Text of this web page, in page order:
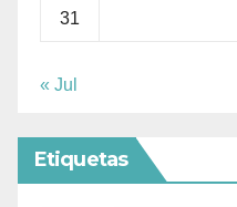
31
« Jul
Etiquetas